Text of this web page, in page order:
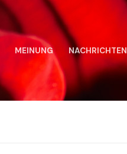
MEINUNG NACHRICHTEN